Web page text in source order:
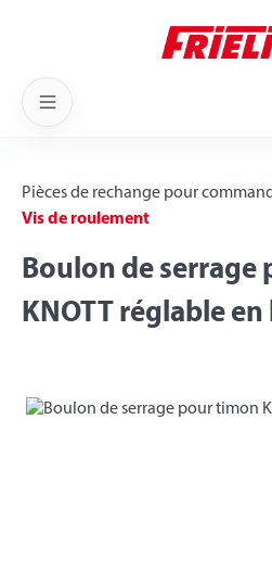
Pièces de rechange pour
Vis de roulement
Boulon de serrage
KNOTT réglable
Skip image gallery